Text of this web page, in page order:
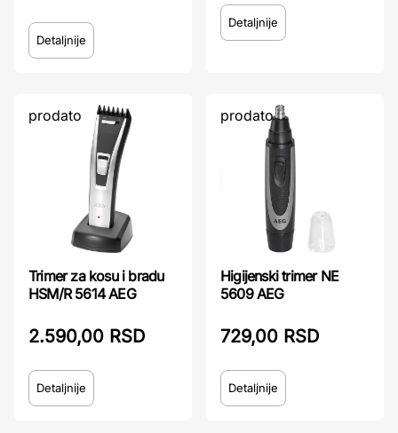
Detaljnije
Detaljnije
prodato
Trimer za kosu i bradu
HSM/R 5614 AEG
2.590,00 RSD
Detaljnije
prodato
Higijenski trimer NE
5609 AEG
729,00 RSD
Detaljnije